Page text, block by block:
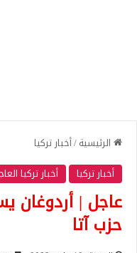
الرئيسية/أخبار تركيا
أخبار تركيا
أخبار تركيا
عاجل | أردوغان
حزب آتا